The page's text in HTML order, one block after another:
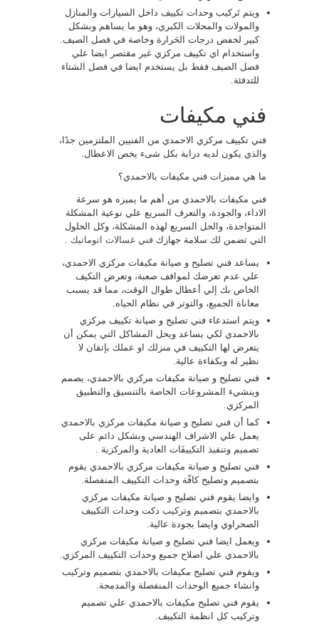
ويتم تَركيب وحدات تكييف داخل السيارات والمنازل
والمولات والمحلات الكبري، وهو ما يساهم وبشكل
كبير لخفض درجات الحَرارة وخاصة في فصل الصيف.
واستخدام اي تكييف مركزي غير مقتصر ايضا علي
فصل الصيف فقط بل يستخدم ايضا في فصل الشتاء
للتدفئة.
فني مكيفات
فني تكييف مركزي الاحمدي من الفنيين الملتزمين جدًا،
والذي يكون لديه دراية بكل شىء يخص الاعطال.
ما هي مميزات فني مكيفات بالاحمدي؟
فني مكيفات بالاحمدي من أهم ما يميزه هو سرعة
الاداء، والجودة، والتعرف السريع علي نوعية المشكلة
المتواجدة، والحل السريع لهذه المشكلة، وكل الحلول
التي تضمن لك سلامة جهازك فني غسالات اتوماتيك
يساعد فني تصليح و صيانة مكيفات مركزي الاحمدي،
علي عدم تعرضك لمواقف صعبة، وتعرض التكيف
الخاص بك إلي أعطال طوال الوقت، مما قد يسبب
معاناة الجميع، والتوتر في نظام الحياه.
ويتم استدعاء فني تصليح و صيانة تكييف مركزي
بالاحمدي لكي يساعد ويحل المشاكل التي يمكن أن
يتعرض لها التكييف في منزلك او عملك بإتقان لا
نظير له وبكفاءة عالية.
فني تصليح و صيانة مكيفات مركزي بالاحمدي، يصمم
وينشيء المشروعات الخاصة بالتنسيق والتطبيق
المركزي.
كما أن فني تصليح و صيانة مكيفات مركزي بالاحمدي
يعمل علي الاشراف الهندسي وبشكل دائم على
تصميم وتنفيذ التكييفَات العادية والمركزية .
فني تصليح و صيانة مكيفات مركزي بالاحمدي يقوم
بتصميم وتصليح كافّة وحدات التكييف المنفصلة.
وايضا يقوم فني تصليح و صيانة مكيفات مركزي
بالاحمدي بتصميم وتركيب دكت وحدات التكييف
الصحراوي وايضا بجودة عالية.
ويعمل ايضا فني تصليح و صيانة مكيفات مركزي
بالاحمدي علي اصلاح جميع وحدات التكييف المركزي.
ويقوم فني تصليح مكيفات بالاحمدي بتصميم وتركيب
وانشاء جميع الوحدات المنفصلة والمدمجة.
يقوم فني تصليح مكيفات بالاحمدي علي تصميم
وتركيب كل انظمة التكييف.